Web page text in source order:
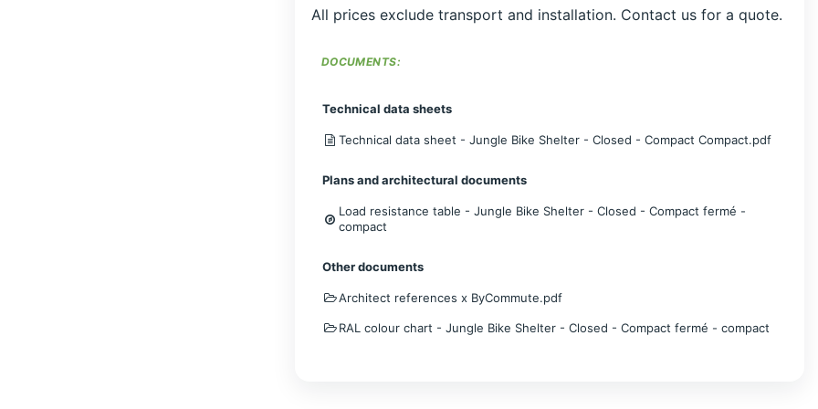
All prices exclude transport and installation. Contact us for a quote.
DOCUMENTS:
Technical data sheets
Technical data sheet - Jungle Bike Shelter - Closed - Compact Compact.pdf
Plans and architectural documents
Load resistance table - Jungle Bike Shelter - Closed - Compact fermé -
compact
Other documents
Architect references x ByCommute.pdf
RAL colour chart - Jungle Bike Shelter - Closed - Compact fermé - compact